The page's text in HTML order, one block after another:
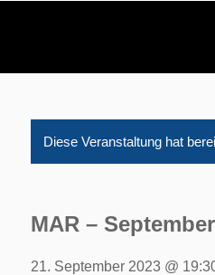
Diese Veranstaltung hat
MAR – September
21. September 2023 @